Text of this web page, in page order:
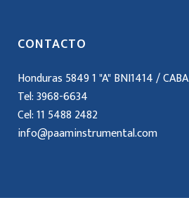
CONTACTO
Honduras 5849 1 "A" BNI1414 / CABA
Tel: 3968-6634
Cel:11 5488 2482
info@paaminstrumental.com